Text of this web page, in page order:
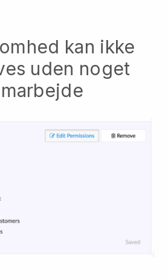
kan ikke
uden noget